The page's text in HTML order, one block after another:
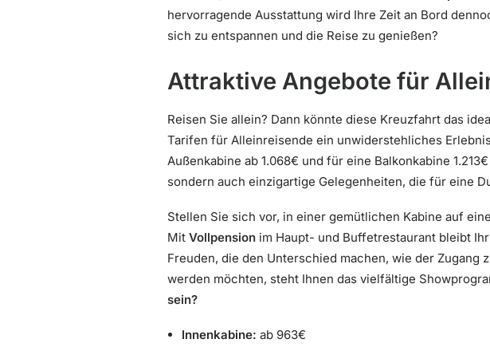
hervorragende Ausstattung wird Ihre Zeit an Bord
sich zu entspannen und die Reise zu genießen?
Attraktive Angebote für
Reisen Sie allein? Dann könnte diese Kreuzfahrt das
Tarifen für Alleinreisende ein unwiderstehliches
Außenkabine ab 1.068€ und für eine Balkonkabine
sondern auch einzigartige Gelegenheiten, die für eine
Stellen Sie sich vor, in einer gemütlichen Kabine auf
Mit Vollpension im Haupt- und Buffetrestaurant bleibt
Freuden, die den Unterschied machen, wie der Zugang
werden möchten, steht Ihnen das vielfältige
sein?
Innenkabine: ab 963€